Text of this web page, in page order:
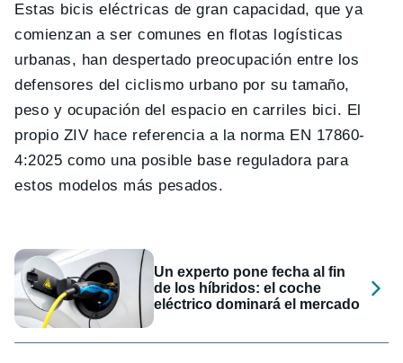
Estas bicis eléctricas de gran capacidad, que ya
comienzan a ser comunes en flotas logísticas
urbanas, han despertado preocupación entre los
defensores del ciclismo urbano por su tamaño,
peso y ocupación del espacio en carriles bici. El
propio ZIV hace referencia a la norma EN 17860-
4:2025 como una posible base reguladora para
estos modelos más pesados.
Un experto pone fecha al fin
de los híbridos: el coche
eléctrico dominará el mercado